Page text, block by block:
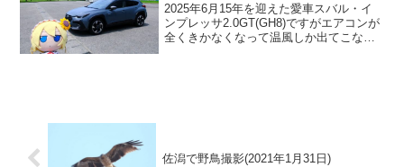
2025年6月15年を迎えた愛車スバル・イ
ンプレッサ2.0GT(GH8)ですがエアコンが
全くきかなくなって温風しか出てこなく
佐潟で野鳥撮影(2021年1月31日)